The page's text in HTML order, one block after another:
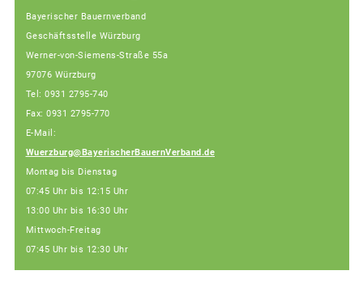
Bayerischer Bauernverband
Geschäftsstelle Würzburg
Werner-von-Siemens-Straße 55a
97076 Würzburg
Tel: 0931 2795-740
Fax: 0931 2795-770
E-Mail:
Wuerzburg@BayerischerBauernVerband.de
Montag bis Dienstag
07:45 Uhr bis 12:15 Uhr
13:00 Uhr bis 16:30 Uhr
Mittwoch-Freitag
07:45 Uhr bis 12:30 Uhr